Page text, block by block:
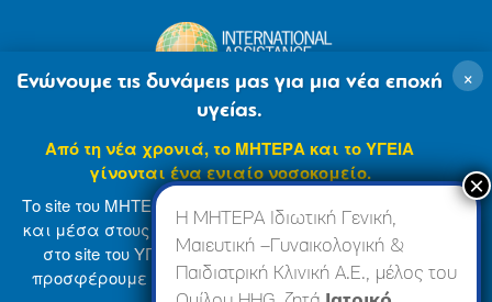
© 2007-2024 ΜΗΤΕΡΑ Α.Ε Όροι Χρήσης
Η ΜΗΤΕΡΑ Ιδιωτική Γενική,
Μαιευτική –Γυναικολογική &
Παιδιατρική Κλινική Α.Ε., μέλος του
×
Ενώνουμε τις δυνάμεις μας για μια νέα εποχή
υγείας.
Από τη νέα χρονιά, το ΜΗΤΕΡΑ και το ΥΓΕΙΑ
γίνονται ένα ενιαίο νοσοκομείο.
Το site του ΜΗΤΕΡΑ βρίσκεται σε φάση ανανέωσης
και μέσα στους επόμενους μήνες θα ενσωματωθεί
στο site του ΥΓΕΙΑ (www.hygeia.gr), ώστε να σας
προσφέρουμε μια πιο ολοκληρωμένη και ενιαία